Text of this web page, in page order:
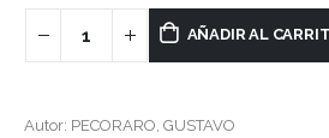
AÑADIR AL
Autor: PECORARO, GUSTAVO